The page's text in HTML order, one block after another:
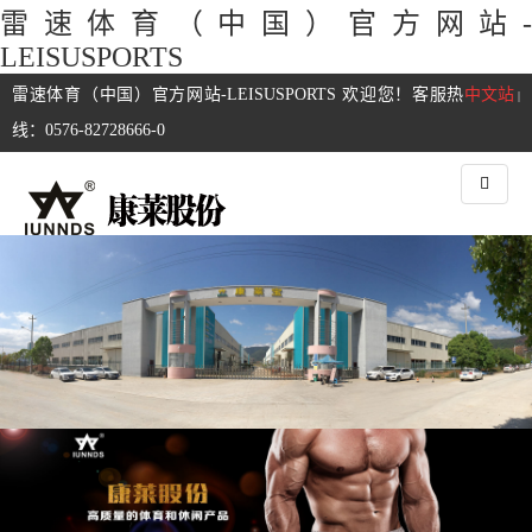
雷速体育（中国）官方网站-
LEISUSPORTS
中文站 |
雷速体育（中国）官方网站-LEISUSPORTS 欢迎您！客服热
线：0576-82728666-0